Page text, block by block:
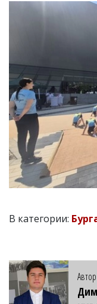
В категории:
Автор